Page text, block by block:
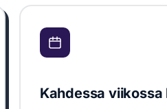
Kahdessa